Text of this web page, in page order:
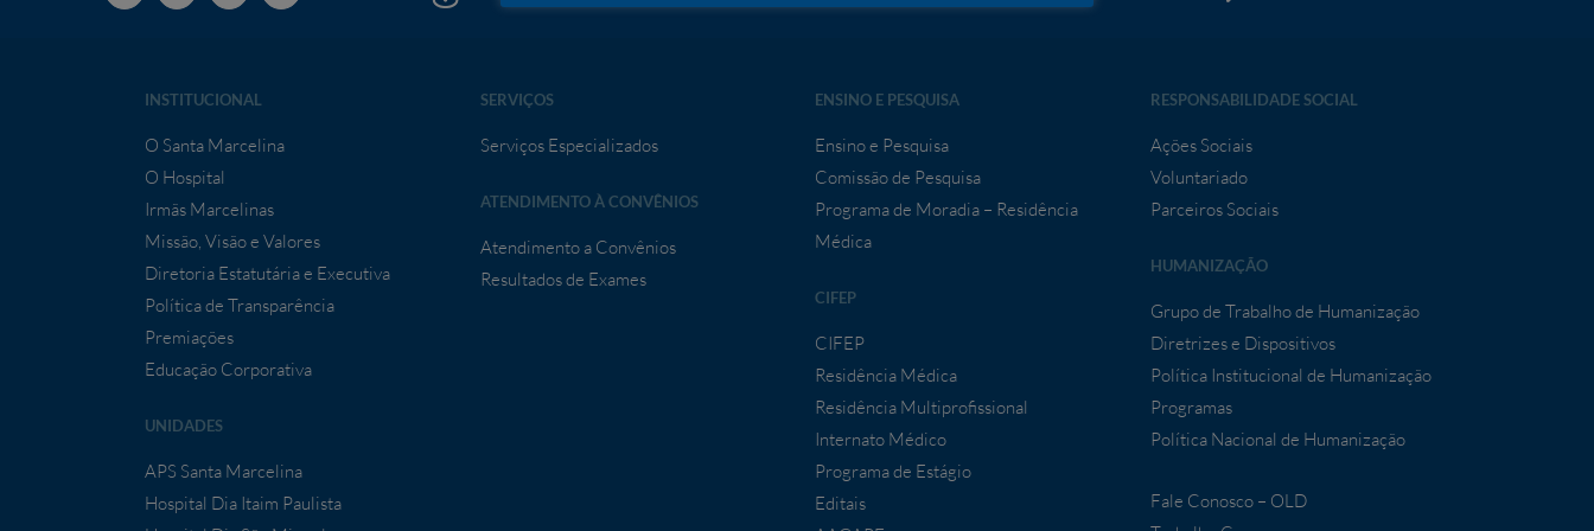
INSTITUCIONAL
O Santa Marcelina
O Hospital
Irmãs Marcelinas
Missão, Visão e Valores
Diretoria Estatutária e Executiva
Política de Transparência
Premiações
Educação Corporativa
UNIDADES
APS Santa Marcelina
Hospital Dia Itaim Paulista
SERVIÇOS
Serviços Especializados
ATENDIMENTO À CONVÊNIOS
Atendimento a Convênios
Resultados de Exames
ENSINO E PESQUISA
Ensino e Pesquisa
Comissão de Pesquisa
Programa de Moradia – Residência
Médica
CIFEP
CIFEP
Residência Médica
Residência Multiprofissional
Internato Médico
Programa de Estágio
Editais
RESPONSABILIDADE SOCIAL
Ações Sociais
Voluntariado
Parceiros Sociais
HUMANIZAÇÃO
Grupo de Trabalho de Humanização
Diretrizes e Dispositivos
Política Institucional de Humanização
Programas
Política Nacional de Humanização
Fale Conosco – OLD